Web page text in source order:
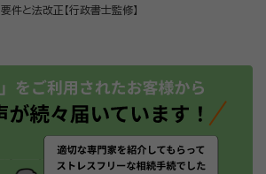
要件と法改正【行政書士監修】